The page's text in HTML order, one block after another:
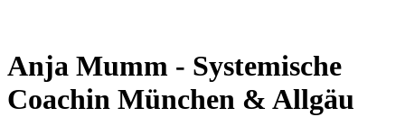
Anja Mumm - Systemische
Coachin München & Allgäu